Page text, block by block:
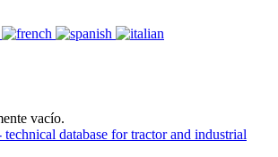
vacío.